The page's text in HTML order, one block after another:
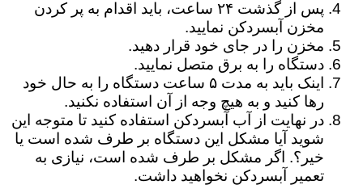
پس از گذشت ۲۴ ساعت، باید اقدام به پر کردن
مخزن آبسردکن نمایید.
مخزن را در جای خود قرار دهید.
دستگاه را به برق متصل نمایید.
اینک باید به مدت ۵ ساعت دستگاه را به حال خود
رها کنید و به هیچ وجه از آن استفاده نکنید.
در نهایت از آب آبسردکن استفاده کنید تا متوجه این
شوید آیا مشکل این دستگاه بر طرف شده است یا
خیر؟. اگر مشکل بر طرف شده است، نیازی به
تعمیر آبسردکن نخواهید داشت.